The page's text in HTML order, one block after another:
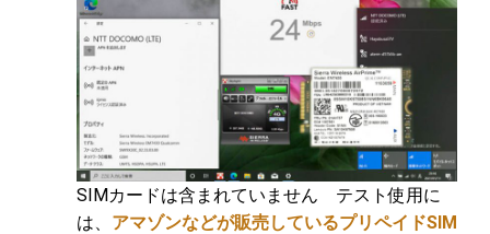
SIMカードは含まれていません テスト使用に
は、 アマゾンなどが販売しているプリペイドSIM